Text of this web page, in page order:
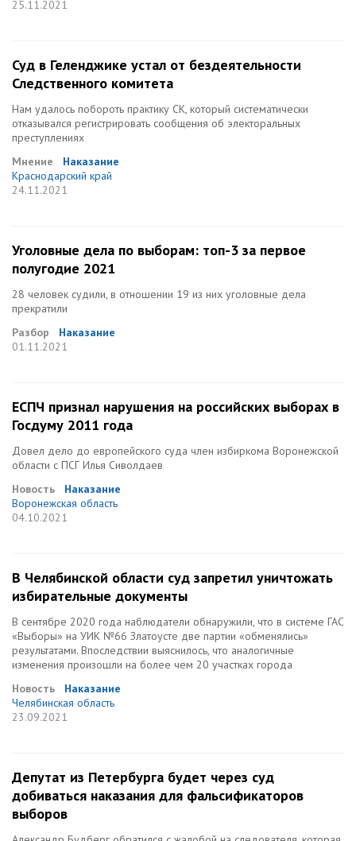
25.11.2021
Суд в Геленджике устал от бездеятельности
Следственного комитета
Нам удалось побороть практику СК, который систематически
отказывался регистрировать сообщения об электоральных
преступлениях
Мнение
Наказание
Краснодарский край
24.11.2021
Уголовные дела по выборам: топ-3 за первое
полугодие 2021
28 человек судили, в отношении 19 из них уголовные дела
прекратили
Разбор
Наказание
01.11.2021
ЕСПЧ признал нарушения на российских выборах в
Госдуму 2011 года
Довел дело до европейского суда член избиркома Воронежской
области с ПСГ Илья Сиволдаев
Новость
Наказание
Воронежская область
04.10.2021
В Челябинской области суд запретил уничтожать
избирательные документы
В сентябре 2020 года наблюдатели обнаружили, что в системе ГАС
«Выборы» на УИК №66 Златоусте две партии «обменялись»
результатами. Впоследствии выяснилось, что аналогичные
изменения произошли на более чем 20 участках города
Новость
Наказание
Челябинская область
23.09.2021
Депутат из Петербурга будет через суд
добиваться наказания для фальсификаторов
выборов